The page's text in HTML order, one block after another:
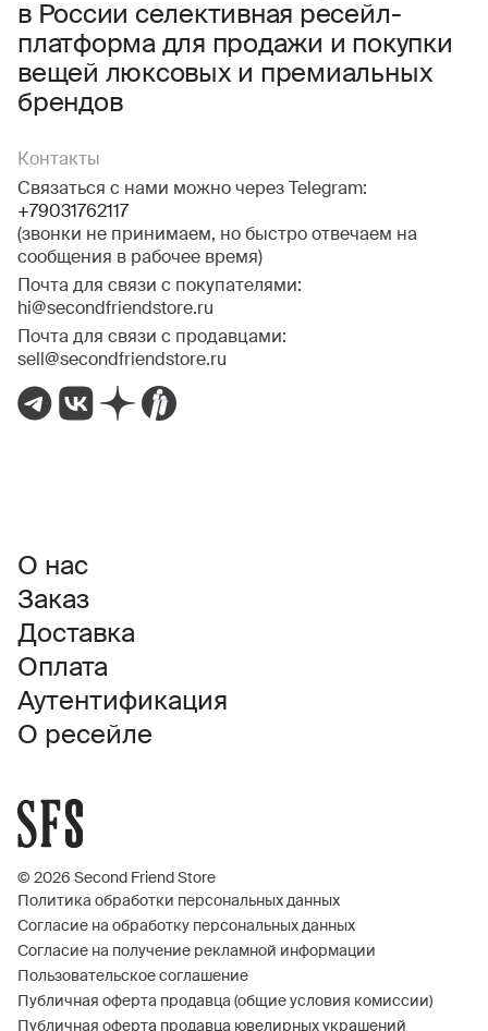
в России селективная ресейл-
платформа для продажи и покупки
вещей люксовых и премиальных
брендов
Контакты
Связаться с нами можно через Telegram:
+79031762117
(звонки не принимаем, но быстро отвечаем на
сообщения в рабочее время)
Почта для связи с покупателями:
hi@secondfriendstore.ru
Почта для связи с продавцами:
sell@secondfriendstore.ru
Даю согласие на получение рекламной информации.
О нас
Заказ
Доставка
Оплата
Аутентификация
О ресейле
© 2026 Second Friend Store
Политика обработки персональных данных
Согласие на обработку персональных данных
Согласие на получение рекламной информации
Пользовательское соглашение
Публичная оферта продавца (общие условия комиссии)
Публичная оферта продавца ювелирных украшений